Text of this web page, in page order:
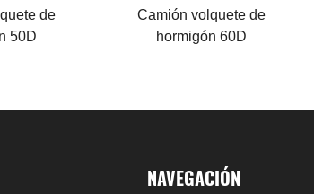
de
50D
Camión volquete de
hormigón 60D
6000 KG
NAVEGACIÓN